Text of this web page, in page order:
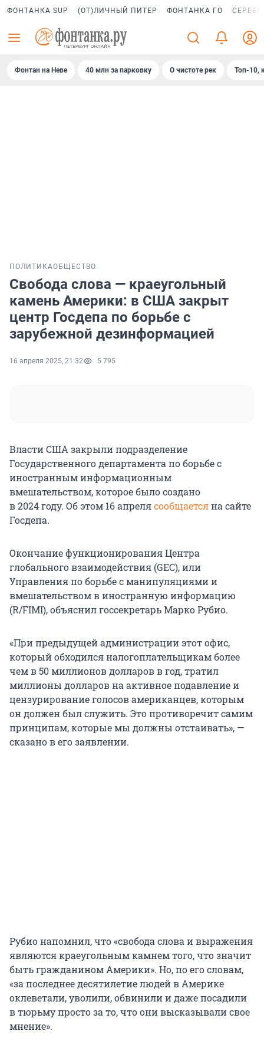
ФОНТАНКА SUP (ОТ)ЛИЧНЫЙ ПИТЕР ФОНТАНКА ГО
Фонтан на Неве 40 млн за парковку О чистоте рек Топ-10,
ПОЛИТИКАОБЩЕСТВО
Свобода слова — краеугольный
камень Америки: в США закрыт
центр Госдепа по борьбе с
зарубежной дезинформацией
16 апреля 2025, 21:32 5 795
Власти США закрыли подразделение
Государственного департамента по борьбе с
иностранным информационным
вмешательством, которое было создано
в 2024 году. Об этом 16 апрелясообщаетсяна сайте
Госдепа.
Окончание функционирования Центра
глобального взаимодействия (GEC), или
Управления по борьбе с манипуляциями и
вмешательством в иностранную информацию
(R/FIMI), объяснил госсекретарь Марко Рубио.
«При предыдущей администрации этот офис,
который обходился налогоплательщикам более
чемв 50 миллионовдолларов в год, тратил
миллионы долларов на активное подавление и
цензурирование голосов американцев, которым
он должен был служить. Это противоречит самим
принципам, которые мы должны отстаивать», —
сказано в его заявлении.
Рубио напомнил, что «свобода слова и выражения
являются краеугольным камнем того, что значит
быть гражданином Америки». Но, по его словам,
«за последнее десятилетие людей в Америке
оклеветали, уволили, обвинили и даже посадили
в тюрьму просто за то, что они высказывали свое
мнение».